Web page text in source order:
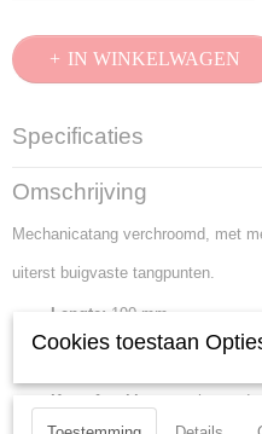
IN WINKELWAGEN
Specificaties
Productcode
38 45 190
EAN code
Productcode leverancier
38 45 190
Netto gewicht
Bruto gewicht
Omschrijving
Mechanicatang verchroomd, met
uiterst buigvaste tangpunten.
Lengte: 190 mm
Tang afwerking:verchroomd
Kop afwerking:
verchroomd
Kopbreedte:
18 mm
Cookies toestaan